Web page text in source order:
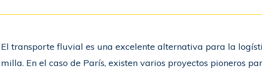
El transporte fluvial es una excelente alternativa para la
milla. En el caso de París, existen varios proyectos pioneros